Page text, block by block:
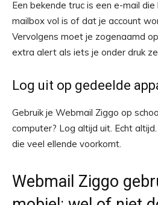
Een bekende truc is een e-mail
mailbox vol is of dat je account
Vervolgens moet je zogenaamd
extra alert als iets je onder druk
Log uit op gedeelde
Gebruik je Webmail Ziggo op
computer? Log altijd uit. Echt
die veel ellende voorkomt.
Webmail Ziggo